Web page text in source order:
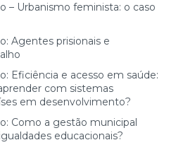
– Urbanismo feminista: o caso
Agentes prisionais e
Eficiência e acesso em saúde:
com sistemas
em desenvolvimento?
Como a gestão municipal
educacionais?